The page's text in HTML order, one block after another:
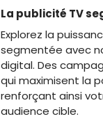
La publicité TV
Explorez la
segmentée avec
digital. Des
qui maximisent la
renforçant ainsi
audience cible.